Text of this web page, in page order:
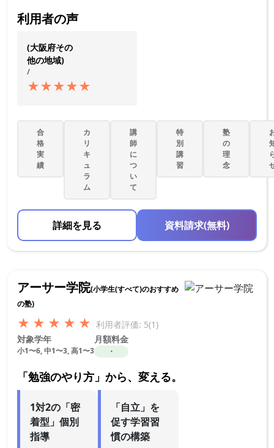
利用者の声
(大阪府その
他の地域)
/
★★★★★
合
格
実
績
カ
リ
キ
ュ
ラ
ム
講
師
に
つ
い
て
特
別
講
習
塾
の
理
念
詳細を見る 資料請求(無料)
アーサー学院(小学生(すべて)のおすすめ
の塾)
★ ★ ★ ★ ★ 利用者評価: 5(1)
対象学年
小1〜6, 中1〜3, 高1〜3
月額料金
・
「勉強のやり方」から、変える。
1対2の「密
着型」個別
指導
「自立」を
促す学習習
慣の構築